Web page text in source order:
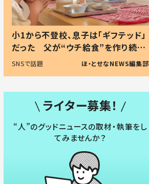
小1から不登校、息子は「ギフテッド」
だった 父が“ウチ給食”を作り続け
る理由とは #令和の親 #令和の子
SNSで話題 ほ・とせなNEWS編集部
ライター募集！
“人”のグッドニュースの取材・執筆をし
てみませんか？